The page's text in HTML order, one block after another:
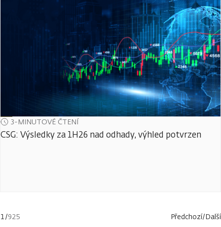
3-MINUTOVÉ ČTENÍ
CSG: Výsledky za 1H26 nad odhady, výhled potvrzen
1/925 Předchozí/Další